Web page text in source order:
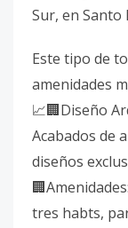
Sur, en Santo
Este tipo de
amenidades
📈🏢Diseño
Acabados de
diseños
tres habts,